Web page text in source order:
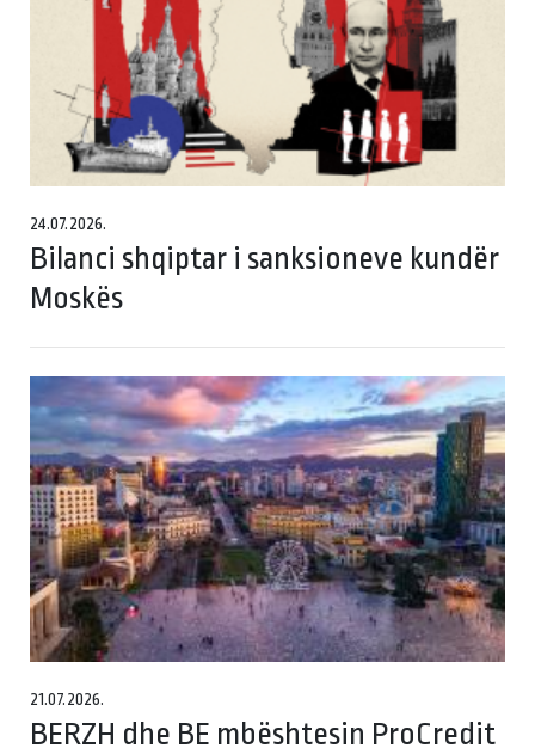
24.07.2026.
Bilanci shqiptar i sanksioneve kundër
Moskës
21.07.2026.
BERZH dhe BE mbështesin ProCredit